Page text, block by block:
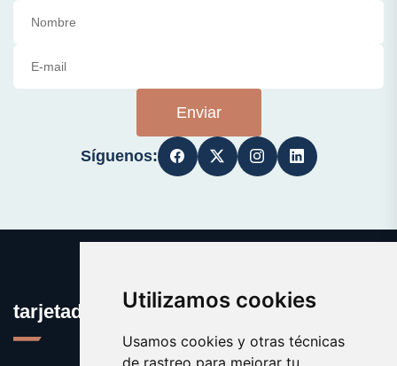
Utilizamos cookies
Usamos cookies y otras técnicas
de rastreo para mejorar tu
Enviar
Síguenos:
tarjetadememoria.com